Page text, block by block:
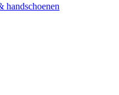
handschoenen